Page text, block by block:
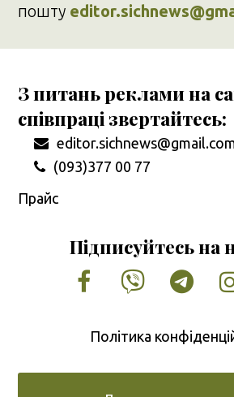
пошту
З питань реклами на
співпраці звертайтесь:
(093)377 00 77
Прайс
Підписуйтесь на
Facebook
Vimeo
Політика